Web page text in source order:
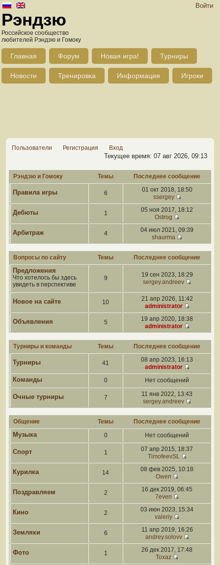
Войти
Рэндзю
Российское сообщество
любителей Рэндзю и Гомоку
Главная Форум Новая игра! Турниры
Новости Тренировка Информация Игроки
Пользователи Регистрация Вход
Текущее время: 07 авг 2026, 09:13
Рэндзю и Гомоку Темы Последнее сообщение
Правила игры 6
01 окт 2018, 18:50
ssergey
Дебюты 1
05 ноя 2017, 18:12
Ostrog
Арбитраж 4
04 июл 2021, 09:39
shaurma
Вопросы по сайту Темы Последнее сообщение
Предложения
Что хотелось бы здесь
увидеть в перспективе
9
19 сен 2023, 18:29
sergey.andreev
Новое на сайте 10
21 апр 2026, 11:42
administrator
Объявления 5
19 апр 2020, 18:38
administrator
Турниры и команды Темы Последнее сообщение
Турниры 41
08 апр 2023, 16:13
administrator
Команды 0 Нет сообщений
Очные турниры 7
11 янв 2022, 13:43
sergey.andreev
Общение Темы Последнее сообщение
Музыка 0 Нет сообщений
Спорт 1
07 апр 2015, 18:37
TimofeevSL
Курилка 14
08 фев 2025, 10:18
Owen
Поздравляем 2
16 дек 2019, 06:45
7even
Кино 2
03 июн 2023, 15:34
valeriy
Земляки 6
11 апр 2019, 16:26
andrey.solovv
Фото 1
26 дек 2017, 17:48
Toxaz